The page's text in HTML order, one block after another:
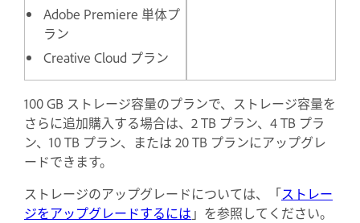
Adobe Premiere 単体プ
ラン
Creative Cloud プラン
100 GB ストレージ容量のプランで、ストレージ容量を
さらに追加購入する場合は、2 TB プラン、4 TB プラ
ン、10 TB プラン、または 20 TB プランにアップグレ
ードできます。
ストレージのアップグレードについては、「ストレー
ジをアップグレードするには 」を参照してください。